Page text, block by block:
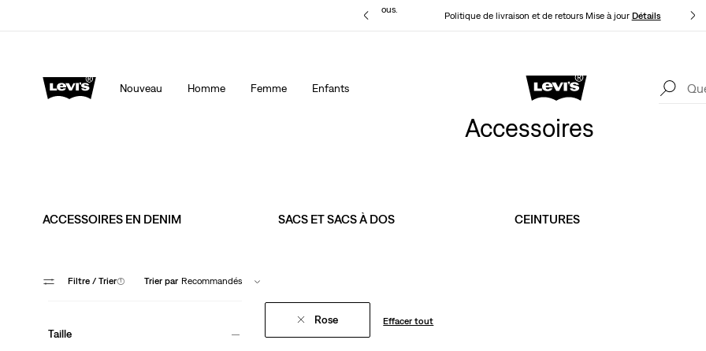
Politique de livraison et de retours Mise à jour Détails
Levi's App. Le meilleur de Levi’s®, sur mesure, spécialement pour vous.
Nouveau Homme Femme Enfants
Levi's App. Le meilleur de Levi’s®, sur mesure, spécialement pour vous.
Détails
Accessoires
ACCESSOIRES EN DENIM SACS ET SACS À DOS CEINTURES
Filtre / Trier(1) Trier par Recommandés
Taille
Rose Effacer tout